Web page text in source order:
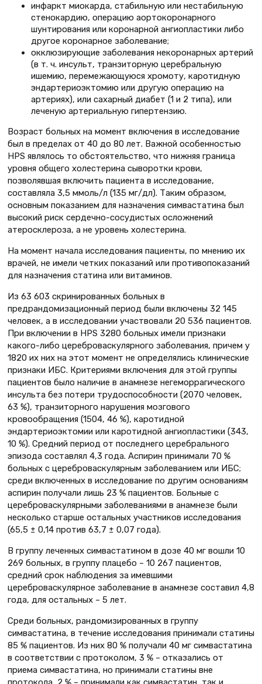
инфаркт миокарда, стабильную или нестабильную
стенокардию, операцию аортокоронарного
шунтирования или коронарной ангиопластики либо
другое коронарное заболевание;
окклюзирующие заболевания некоронарных артерий
(в т. ч. инсульт, транзиторную церебральную
ишемию, перемежающуюся хромоту, каротидную
эндартериоэктомию или другую операцию на
артериях), или сахарный диабет (1 и 2 типа), или
леченую артериальную гипертензию.
Возраст больных на момент включения в исследование
был в пределах от 40 до 80 лет. Важной особенностью
HPS являлось то обстоятельство, что нижняя граница
уровня общего холестерина сыворотки крови,
позволявшая включить пациента в исследование,
составляла 3,5 ммоль/л (135 мг/дл). Таким образом,
основным показанием для назначения симвастатина был
высокий риск сердечно-сосудистых осложнений
атеросклероза, а не уровень холестерина.
На момент начала исследования пациенты, по мнению их
врачей, не имели четких показаний или противопоказаний
для назначения статина или витаминов.
Из 63 603 скринированных больных в
предрандомизационный период были включены 32 145
человек, а в исследовании участвовали 20 536 пациентов.
При включении в HPS 3280 больных имели признаки
какого-либо цереброваскулярного заболевания, причем у
1820 их них на этот момент не определялись клинические
признаки ИБС. Критериями включения для этой группы
пациентов было наличие в анамнезе негеморрагического
инсульта без потери трудоспособности (2070 человек,
63 %), транзиторного нарушения мозгового
кровообращения (1504, 46 %), каротидной
эндартериоэктомии или каротидной ангиопластики (343,
10 %). Средний период от последнего церебрального
эпизода составлял 4,3 года. Аспирин принимали 70 %
больных с цереброваскулярным заболеванием или ИБС;
среди включенных в исследование по другим основаниям
аспирин получали лишь 23 % пациентов. Больные с
цереброваскулярными заболеваниями в анамнезе были
несколько старше остальных участников исследования
(65,5 ± 0,14 против 63,7 ± 0,07 года).
В группу леченных симвастатином в дозе 40 мг вошли 10
269 больных, в группу плацебо – 10 267 пациентов,
средний срок наблюдения за имевшими
цереброваскулярное заболевание в анамнезе составил 4,8
года, для остальных – 5 лет.
Среди больных, рандомизированных в группу
симвастатина, в течение исследования принимали статины
85 % пациентов. Из них 80 % получали 40 мг симвастатина
в соответствии с протоколом, 3 % – отказались от
приема симвастатина, но принимали статины вне